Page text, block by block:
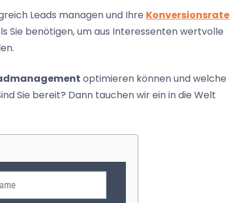
Leads managen und Ihre Konversionsrate
Sie benötigen, um aus Interessenten wertvolle
optimieren können und welche
Sie bereit? Dann tauchen wir ein in die Welt